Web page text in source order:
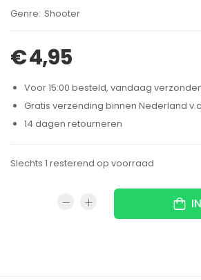
Brand:
Shooter
€4,95
Voor 15:00 besteld, vandaag
Gratis verzending binnen Nederland
14 dagen retourneren
Slechts 1 resterend op voorraad